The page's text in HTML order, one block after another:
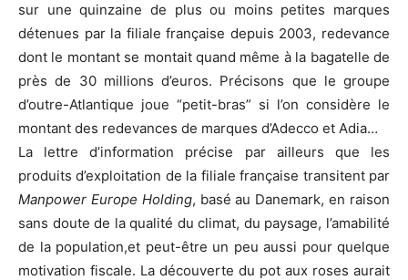
sur une quinzaine de plus ou moins petites marques
détenues par la filiale française depuis 2003, redevance
dont le montant se montait quand même à la bagatelle de
près de 30 millions d’euros. Précisons que le groupe
d’outre-Atlantique joue “petit-bras” si l’on considère le
montant des redevances de marques d’Adecco et Adia…
La lettre d’information précise par ailleurs que les
produits d’exploitation de la filiale française transitent par
Manpower Europe Holding, basé au Danemark, en raison
sans doute de la qualité du climat, du paysage, l’amabilité
de la population,et peut-être un peu aussi pour quelque
motivation fiscale. La découverte du pot aux roses aurait